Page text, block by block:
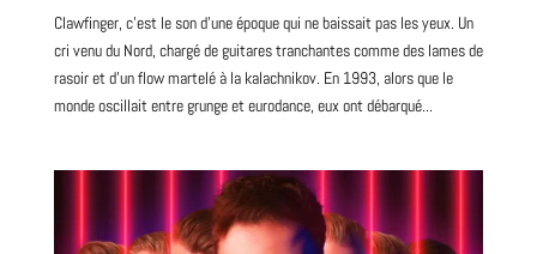
Clawfinger, c’est le son d’une époque qui ne baissait pas les yeux. Un
cri venu du Nord, chargé de guitares tranchantes comme des lames de
rasoir et d’un flow martelé à la kalachnikov. En 1993, alors que le
monde oscillait entre grunge et eurodance, eux ont débarqué...